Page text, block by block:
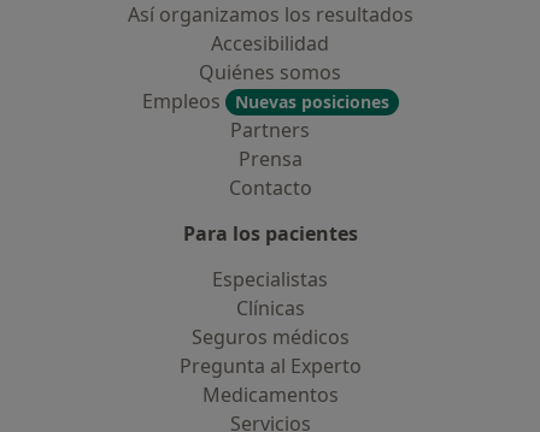
Así organizamos los resultados
Accesibilidad
Quiénes somos
Empleos
Nuevas posiciones
Partners
Prensa
Contacto
Para los pacientes
Especialistas
Clínicas
Seguros médicos
Pregunta al Experto
Medicamentos
Servicios